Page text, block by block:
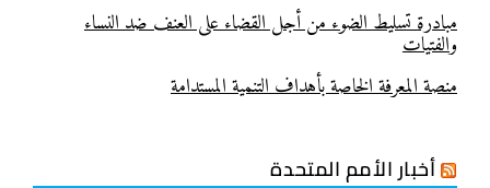
مبادرة تسليط الضوء من أجل القضاء على العنف ضد النساء
والفتيات
منصة المعرفة الخاصة بأهداف التنمية المستدامة
أخبار الأمم المتحدة